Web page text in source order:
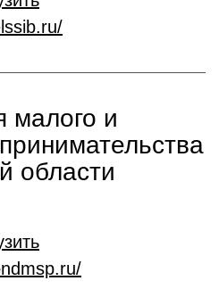
малого и
области